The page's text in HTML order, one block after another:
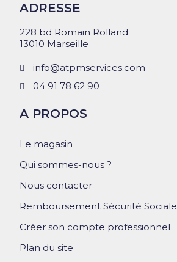
ADRESSE
228 bd Romain Rolland
13010 Marseille
info@atpmservices.com
04 91 78 62 90
A PROPOS
Le magasin
Qui sommes-nous ?
Nous contacter
Remboursement Sécurité Sociale
Créer son compte professionnel
Plan du site